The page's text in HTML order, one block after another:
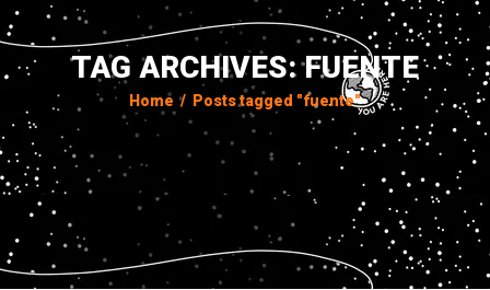
TAG ARCHIVES: FUENTE
Home / Posts tagged "fuente"